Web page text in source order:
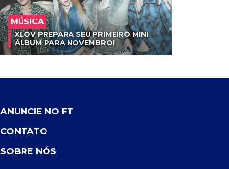
MÚSICA
XLOV PREPARA SEU PRIMEIRO MINI
ÁLBUM PARA NOVEMBRO!
ANUNCIE NO FT
CONTATO
SOBRE NÓS